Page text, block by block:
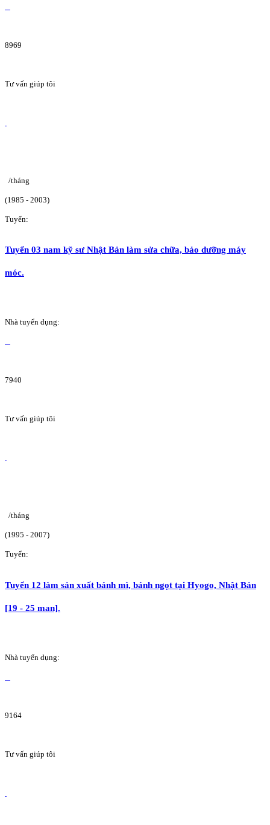
8969
Tư vấn giúp tôi
/tháng
(1985 - 2003)
Tuyển:
Tuyển 03 nam kỹ sư Nhật Bản làm sửa chữa, bảo dưỡng máy
móc.
Nhà tuyển dụng:
7940
Tư vấn giúp tôi
/tháng
(1995 - 2007)
Tuyển:
Tuyển 12 làm sản xuất bánh mì, bánh ngọt tại Hyogo, Nhật Bản
[19 - 25 man].
Nhà tuyển dụng:
9164
Tư vấn giúp tôi